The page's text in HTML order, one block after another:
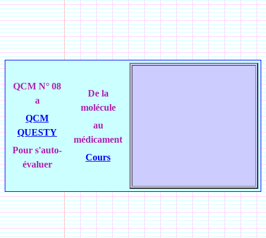
QCM N° 08
a
QCM
QUESTY
Pour s'auto-
évaluer
De la
molécule
au
médicament
Cours